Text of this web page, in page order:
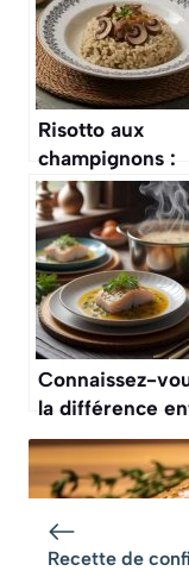
Risotto aux
champignons :
recette facile et
savoureuse
Connaissez-
la différence
un « fumet » de
poisson et un
« bouillon » de
poisson ?
Recette de